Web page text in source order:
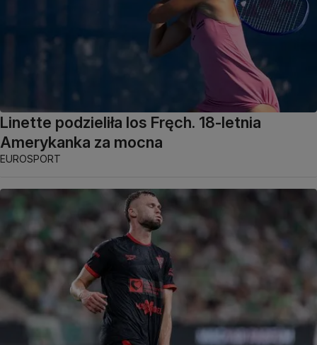
Linette podzieliła los Fręch. 18-letnia
Amerykanka za mocna
EUROSPORT